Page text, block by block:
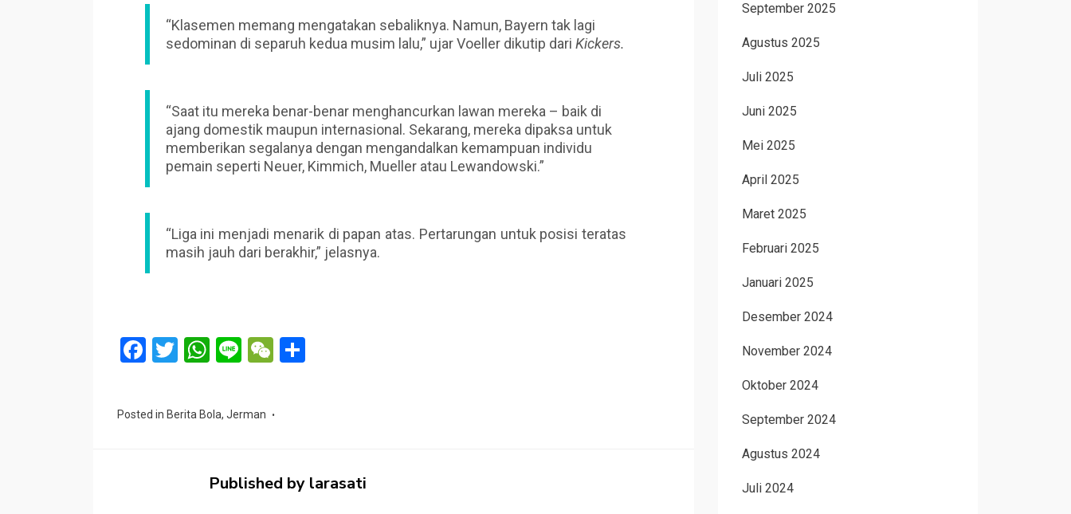
“Klasemen memang mengatakan sebaliknya. Namun, Bayern tak lagi
sedominan di separuh kedua musim lalu,” ujar Voeller dikutip dari Kickers.
“Saat itu mereka benar-benar menghancurkan lawan mereka – baik di
ajang domestik maupun internasional. Sekarang, mereka dipaksa untuk
memberikan segalanya dengan mengandalkan kemampuan individu
pemain seperti Neuer, Kimmich, Mueller atau Lewandowski.”
“Liga ini menjadi menarik di papan atas. Pertarungan untuk posisi teratas
masih jauh dari berakhir,” jelasnya.
F
b
T
er
W
s
p
Li
W
Posted in Berita Bola, Jerman
Published by larasati
September 2025
Agustus 2025
Juli 2025
Juni 2025
Mei 2025
April 2025
Maret 2025
Februari 2025
Januari 2025
Desember 2024
November 2024
Oktober 2024
September 2024
Agustus 2024
Juli 2024